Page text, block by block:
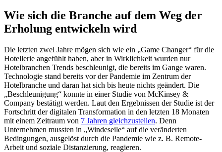
Wie sich die Branche auf dem Weg der
Erholung entwickeln wird
Die letzten zwei Jahre mögen sich wie ein „Game Changer“ für die
Hotellerie angefühlt haben, aber in Wirklichkeit wurden nur
Hotelbranchen Trends beschleunigt, die bereits im Gange waren.
Technologie stand bereits vor der Pandemie im Zentrum der
Hotelbranche und daran hat sich bis heute nichts geändert. Die
„Beschleunigung“ konnte in einer Studie von McKinsey &
Company bestätigt werden. Laut den Ergebnissen der Studie ist der
Fortschritt der digitalen Transformation in den letzten 18 Monaten
mit einem Zeitraum von 7 Jahren gleichzustellen. Denn
Unternehmen mussten in „Windeseile“ auf die veränderten
Bedingungen, ausgelöst durch die Pandemie wie z. B. Remote-
Arbeit und soziale Distanzierung, reagieren.